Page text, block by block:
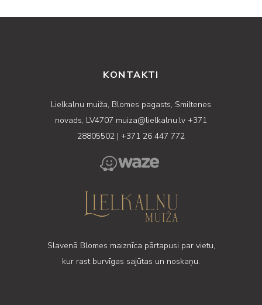
KONTAKTI
Lielkalnu muiža, Blomes pagasts, Smiltenes
novads, LV4707 muiza@lielkalnu.lv +371
28805502 | +371 26 447 772
Slavenā Blomes maiznīca pārtapusi par vietu,
kur rast burvīgas sajūtas un noskaņu.